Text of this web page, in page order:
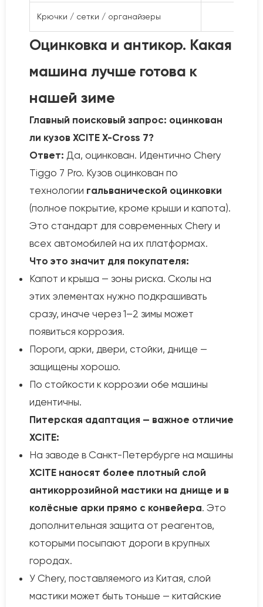
Крючки / сетки / органайзеры
Оцинковка и антикор. Какая
машина лучше готова к
нашей зиме
Главный поисковый запрос: оцинкован
ли кузов XCITE X-Cross 7?
Ответ: Да, оцинкован. Идентично Chery
Tiggo 7 Pro. Кузов оцинкован по
технологии гальванической оцинковки
(полное покрытие, кроме крыши и капота).
Это стандарт для современных Chery и
всех автомобилей на их платформах.
Что это значит для покупателя:
Капот и крыша — зоны риска. Сколы на
этих элементах нужно подкрашивать
сразу, иначе через 1–2 зимы может
появиться коррозия.
Пороги, арки, двери, стойки, днище —
защищены хорошо.
По стойкости к коррозии обе машины
идентичны.
Питерская адаптация — важное отличие
XCITE:
На заводе в Санкт-Петербурге на машины
XCITE наносят более плотный слой
антикоррозийной мастики на днище и в
колёсные арки прямо с конвейера. Это
дополнительная защита от реагентов,
которыми посыпают дороги в крупных
городах.
У Chery, поставляемого из Китая, слой
мастики может быть тоньше — китайские